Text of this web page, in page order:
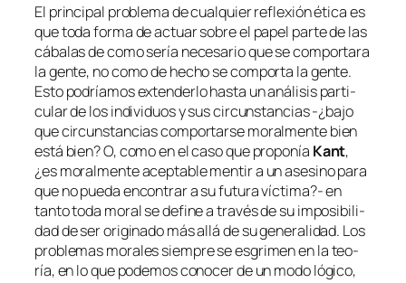
El prin­ci­pal pro­ble­ma de cual­quier re­fle­xión éti­ca es
que to­da for­ma de ac­tuar so­bre el pa­pel par­te de las
cá­ba­las de co­mo se­ría ne­ce­sa­rio que se com­por­ta­ra
la gen­te, no co­mo de he­cho se com­por­ta la gen­te.
Esto po­dría­mos ex­ten­der­lo has­ta un aná­li­sis par­ti­
cu­lar de los in­di­vi­duos y sus cir­cuns­tan­cias -¿ba­jo
que cir­cuns­tan­cias com­por­tar­se mo­ral­men­te bien
es­tá bien? O, co­mo en el ca­so que pro­po­nía Kant,
¿es mo­ral­men­te acep­ta­ble men­tir a un ase­sino pa­ra
que no pue­da en­con­trar a su fu­tu­ra víc­ti­ma?- en
tan­to to­da mo­ral se de­fi­ne a tra­vés de su im­po­si­bi­li­
dad de ser ori­gi­na­do más allá de su ge­ne­ra­li­dad. Los
pro­ble­mas mo­ra­les siem­pre se es­gri­men en la teo­
ría, en lo que po­de­mos co­no­cer de un mo­do ló­gi­co,